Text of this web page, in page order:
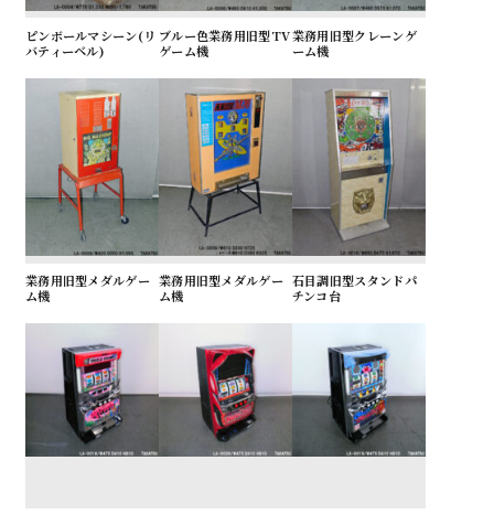
ピンボールマシーン(リ
バティーベル)
ブルー色業務用旧型TV
ゲーム機
業務用旧型クレーンゲ
ーム機
業務用旧型メダルゲー
ム機
業務用旧型メダルゲー
ム機
石目調旧型スタンドパ
チンコ台